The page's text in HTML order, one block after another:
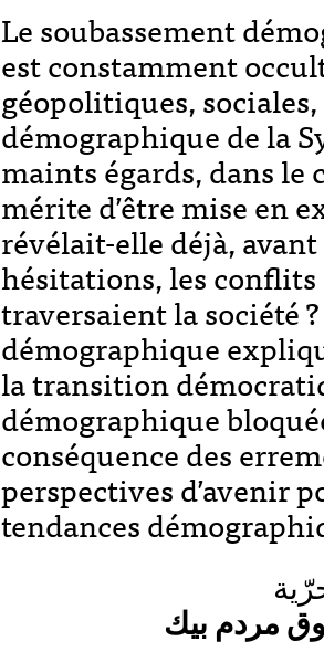
Le soubassement
est constamment
géopolitiques,
démographique de la
maints égards, dans
mérite d’être mise en
révélait-elle déjà,
hésitations, les
traversaient la société
démographique
la transition
démographique
conséquence des
perspectives d’avenir
tendances
مردم بيك